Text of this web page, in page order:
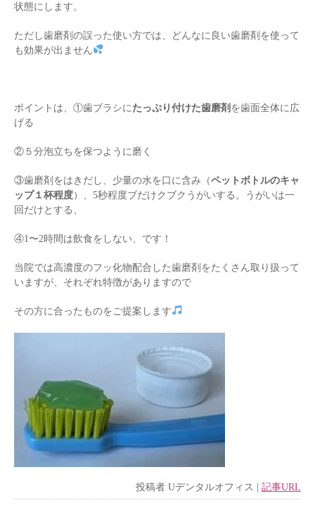
状態にします。
ただし歯磨剤の誤った使い方では、どんなに良い歯磨剤を使って
も効果が出ません
ポイントは、①歯ブラシにたっぷり付けた歯磨剤を歯面全体に広
げる
②５分泡立ちを保つように磨く
③歯磨剤をはきだし、少量の水を口に含み（ペットボトルのキャ
ップ１杯程度）、5秒程度ブだけクブクうがいする。うがいは一
回だけとする、
④1〜2時間は飲食をしない、です！
当院では高濃度のフッ化物配合した歯磨剤をたくさん取り扱って
いますが、それぞれ特徴がありますので
その方に合ったものをご提案します
投稿者 Uデンタルオフィス | 記事URL